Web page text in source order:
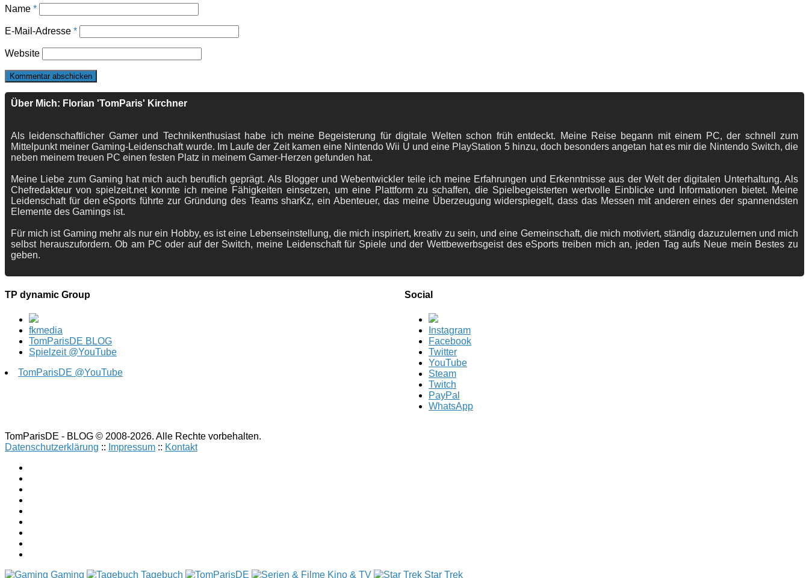
Name *
E-Mail-Adresse *
Website
Über Mich: Florian 'TomParis' Kirchner
Als leidenschaftlicher Gamer und Technikenthusiast habe ich meine Begeisterung für digitale Welten schon früh entdeckt. Meine Reise begann mit einem PC, der schnell zum
Mittelpunkt meiner Gaming-Leidenschaft wurde. Im Laufe der Zeit kamen eine Nintendo Wii U und eine PlayStation 5 hinzu, doch besonders angetan hat es mir die Nintendo Switch, die
neben meinem treuen PC einen festen Platz in meinem Gamer-Herzen gefunden hat.
Meine Liebe zum Gaming hat mich auch beruflich geprägt. Als Blogger und Webentwickler teile ich meine Erfahrungen und Erkenntnisse aus der Welt der digitalen Unterhaltung. Als
Chefredakteur von spielzeit.net konnte ich meine Fähigkeiten einsetzen, um eine Plattform zu schaffen, die Spielbegeisterten wertvolle Einblicke und Informationen bietet. Meine
Leidenschaft für den eSports führte zur Gründung des Teams sharKz, ein Abenteuer, das meine Überzeugung widerspiegelt, dass das Messen mit anderen eines der spannendsten
Elemente des Gamings ist.
Für mich ist Gaming mehr als nur ein Hobby, es ist eine Lebenseinstellung, die mich inspiriert, kreativ zu sein, und eine Gemeinschaft, die mich motiviert, ständig dazuzulernen und mich
selbst herauszufordern. Ob am PC oder auf der Switch, meine Leidenschaft für Spiele und der Wettbewerbsgeist des eSports treiben mich an, jeden Tag aufs Neue mein Bestes zu
geben.
TP dynamic Group
fkmedia
TomParisDE BLOG
Spielzeit @YouTube
TomParisDE @YouTube
Social
Instagram
Facebook
Twitter
YouTube
Steam
Twitch
PayPal
WhatsApp
TomParisDE - BLOG © 2008-2026. Alle Rechte vorbehalten.
Datenschutzerklärung :: Impressum :: Kontakt
Gaming Tagebuch Kino & TV Star Trek